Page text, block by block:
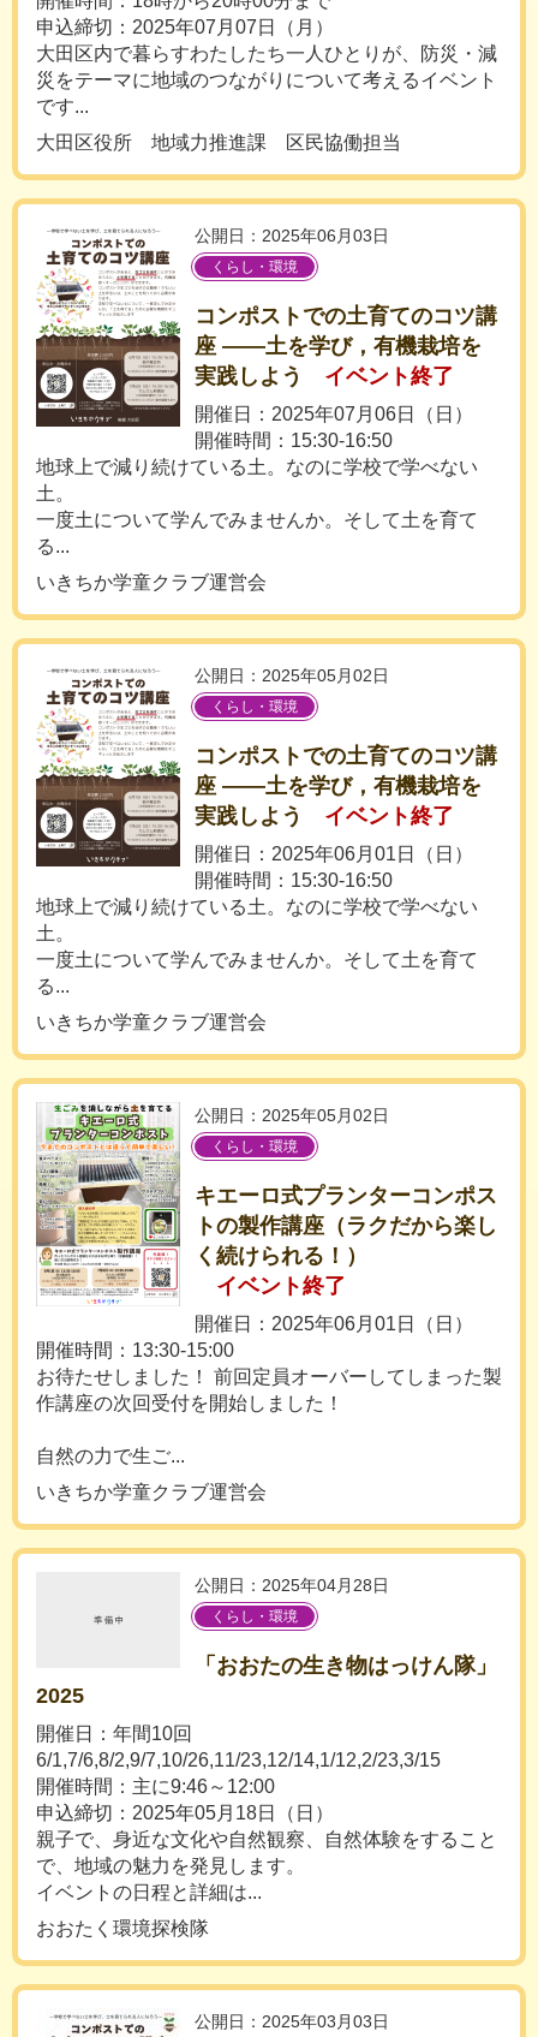
申込締切：2025年07月07日（月）
大田区内で暮らすわたしたち一人ひとりが、防災・減
災をテーマに地域のつながりについて考えるイベント
です...
大田区役所 地域力推進課 区民協働担当
公開日：2025年06月03日
くらし・環境
コンポストでの土育てのコツ講
座 ――土を学び，有機栽培を
実践しよう
イベント終了
開催日：2025年07月06日（日）
開催時間：15:30-16:50
地球上で減り続けている土。なのに学校で学べない
土。
一度土について学んでみませんか。そして土を育て
る...
いきちか学童クラブ運営会
公開日：2025年05月02日
くらし・環境
コンポストでの土育てのコツ講
座 ――土を学び，有機栽培を
実践しよう
イベント終了
開催日：2025年06月01日（日）
開催時間：15:30-16:50
地球上で減り続けている土。なのに学校で学べない
土。
一度土について学んでみませんか。そして土を育て
る...
いきちか学童クラブ運営会
公開日：2025年05月02日
くらし・環境
キエーロ式プランターコンポス
トの製作講座（ラクだから楽し
く続けられる！）
イベント終了
開催日：2025年06月01日（日）
開催時間：13:30-15:00
お待たせしました！ 前回定員オーバーしてしまった製
作講座の次回受付を開始しました！
自然の力で生ご...
いきちか学童クラブ運営会
公開日：2025年04月28日
くらし・環境
「おおたの生き物はっけん隊」
2025
開催日：年間10回
6/1,7/6,8/2,9/7,10/26,11/23,12/14,1/12,2/23,3/15
開催時間：主に9:46～12:00
申込締切：2025年05月18日（日）
親子で、身近な文化や自然観察、自然体験をすること
で、地域の魅力を発見します。
イベントの日程と詳細は...
おおたく環境探検隊
公開日：2025年03月03日